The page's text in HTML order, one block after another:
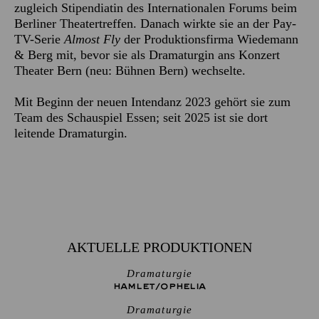
zugleich Stipendiatin des Internationalen Forums beim
Berliner Theatertreffen. Danach wirkte sie an der Pay-
TV-SerieAlmost Fly der Produktionsfirma Wiedemann
& Berg mit, bevor sie als Dramaturgin ans Konzert
Theater Bern (neu: Bühnen Bern) wechselte.
Mit Beginn der neuen Intendanz 2023 gehört sie zum
Team des Schauspiel Essen; seit 2025 ist sie dort
leitende Dramaturgin.
AKTUELLE PRODUKTIONEN
Dramaturgie
HAMLET/­OPHELIA
Dramaturgie